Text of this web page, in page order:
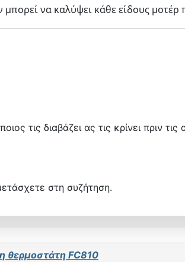
να καλύψει κάθε είδους
τις διαβάζει ας τις κρίνει πριν τις
στη συζήτηση.
θερμοστάτη FC810